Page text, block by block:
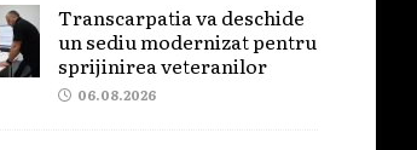
Transcarpatia va deschide
un sediu modernizat pentru
sprijinirea veteranilor
06.08.2026